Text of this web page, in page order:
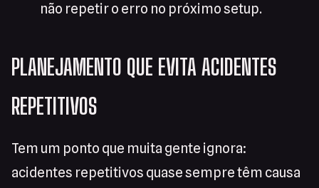
não repetir o erro no próximo setup.
PLANEJAMENTO QUE EVITA ACIDENTES
REPETITIVOS
Tem um ponto que muita gente ignora:
acidentes repetitivos quase sempre têm causa